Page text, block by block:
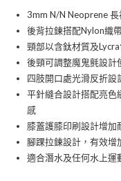
3mm N/N Neoprene
後背拉鍊搭配Nylon織
頸部以含鈦材質及
後頸可調整魔鬼氈設計
四肢開口處光滑反折設
平針縫合設計搭配亮色
感
膝蓋護膝印刷設計增加
腳踝拉鍊設計，有效增
適合潛水及任何水上運